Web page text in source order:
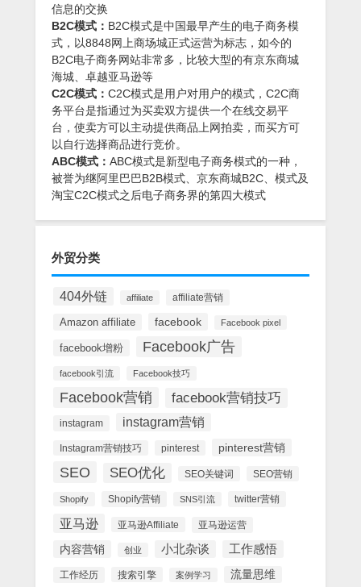
信息的交换
B2C模式： B2C模式是中国最早产生的电子商务模
式，以8848网上商场城正式运营为标志，如今的
B2C电子商务网站非常多，比较大型的有京东商城
海城、卓越亚马逊等
C2C模式： C2C模式是用户对用户的模式，C2C商
务平台是指通过为买卖双方提供一个在线交易平
台，使卖方可以主动提供商品上网拍卖，而买方可
以自行选择商品进行竞价。
ABC模式： ABC模式是新型电子商务模式的一种，
被誉为继阿里巴巴B2B模式、京东商城B2C、模式及
淘宝C2C模式之后电子商务界的第四大模式
外贸分类
404外链 affiliate affiliate营销
Amazon affiliate facebook Facebook pixel
facebook增粉 Facebook广告
facebook引流 Facebook技巧
Facebook营销 facebook营销技巧
instagram instagram营销
Instagram营销技巧 pinterest pinterest营销
SEO SEO优化 SEO关键词 SEO营销
Shopify Shopify营销 SNS引流 twitter营销
亚马逊 亚马逊Affiliate 亚马逊运营
内容营销 创业 小北杂谈 工作感悟
工作经历 搜索引擎 案例学习 流量思维